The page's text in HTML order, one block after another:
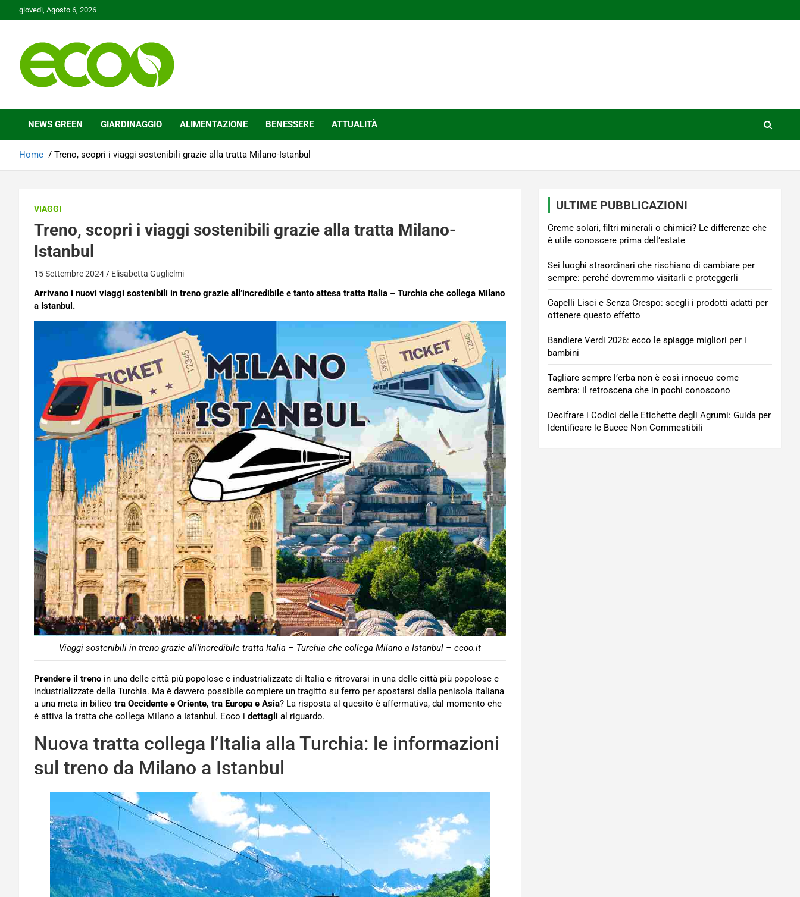
to
giovedì, Agosto 6, 2026
Ecoo.it
NEWS GREEN GIARDINAGGIO ALIMENTAZIONE BENESSERE ATTUALITÀ
Home Treno, scopri i viaggi sostenibili grazie alla tratta Milano-Istanbul
VIAGGI
Treno, scopri i viaggi sostenibili grazie alla tratta Milano-
Istanbul
15 Settembre 2024 Elisabetta Guglielmi
Arrivano i nuovi viaggi sostenibili in treno grazie all’incredibile e tanto attesa tratta Italia – Turchia che collega Milano
a Istanbul.
Viaggi sostenibili in treno grazie all’incredibile tratta Italia – Turchia che collega Milano a Istanbul – ecoo.it
Prendere il treno in una delle città più popolose e industrializzate di Italia e ritrovarsi in una delle città più popolose e
industrializzate della Turchia. Ma è davvero possibile compiere un tragitto su ferro per spostarsi dalla penisola italiana
a una meta in bilico tra Occidente e Oriente, tra Europa e Asia? La risposta al quesito è affermativa, dal momento che
è attiva la tratta che collega Milano a Istanbul. Ecco i dettagli al riguardo.
Nuova tratta collega l’Italia alla Turchia: le informazioni
sul treno da Milano a Istanbul
ULTIME PUBBLICAZIONI
Creme solari, filtri minerali o chimici? Le differenze che
è utile conoscere prima dell’estate
Sei luoghi straordinari che rischiano di cambiare per
sempre: perché dovremmo visitarli e proteggerli
Capelli Lisci e Senza Crespo: scegli i prodotti adatti per
ottenere questo effetto
Bandiere Verdi 2026: ecco le spiagge migliori per i
bambini
Tagliare sempre l’erba non è così innocuo come
sembra: il retroscena che in pochi conoscono
Decifrare i Codici delle Etichette degli Agrumi: Guida per
Identificare le Bucce Non Commestibili